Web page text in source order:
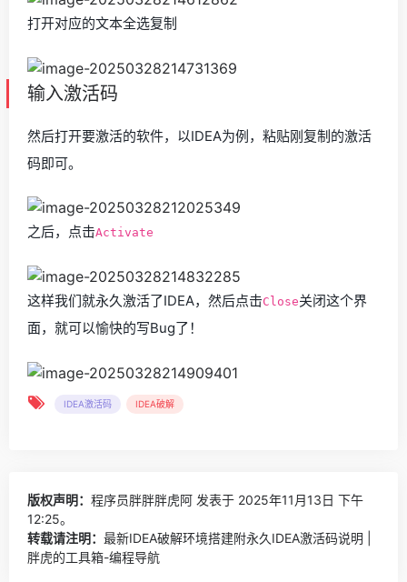
打开对应的文本全选复制
输入激活码
然后打开要激活的软件，以IDEA为例，粘贴刚复制的激活
码即可。
之后，点击Activate
这样我们就永久激活了IDEA，然后点击Close关闭这个界
面，就可以愉快的写Bug了！
IDEA激活码 IDEA破解
版权声明： 程序员胖胖胖虎阿 发表于 2025年11月13日 下午
12:25。
转载请注明： 最新IDEA破解环境搭建附永久IDEA激活码说明 |
胖虎的工具箱-编程导航